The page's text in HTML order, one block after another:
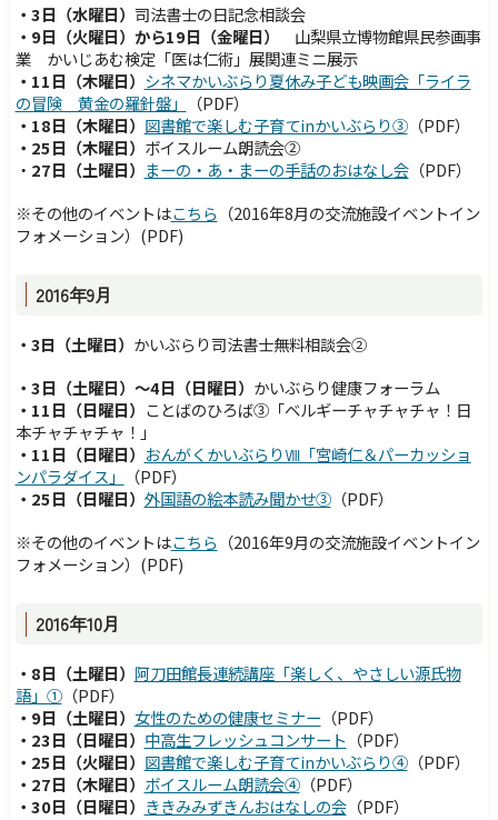
・3日（水曜日） 司法書士の日記念相談会
・9日（火曜日）から19日（金曜日） 山梨県立博物館県民参画事
業 かいじあむ検定「医は仁術」展関連ミニ展示
・11日（木曜日） シネマかいぶらり夏休み子ども映画会「ライラ
の冒険 黄金の羅針盤」
（PDF）
・18日（木曜日） 図書館で楽しむ子育てinかいぶらり③（PDF）
・25日（木曜日） ボイスルーム朗読会②
・ 27日（土曜日） まーの・あ・まーの手話のおはなし会（PDF）
※その他のイベントはこちら （2016年8月の交流施設イベントイン
フォメーション） (PDF)
2016年9月
・3日（土曜日） かいぶらり司法書士無料相談会②
・3日（土曜日）～4日（日曜日） かいぶらり健康フォーラム
・11日（日曜日） ことばのひろば③「ベルギーチャチャチャ！日
本チャチャチャ！」
・11日（日曜日） おんがくかいぶらりⅧ「宮崎仁＆パーカッショ
ンパラダイス」
（PDF）
・25日（日曜日） 外国語の絵本読み聞かせ③（PDF）
※その他のイベントはこちら （2016年9月の交流施設イベントイン
フォメーション） (PDF)
2016年10月
・8日（土曜日） 阿刀田館長連続講座「楽しく、やさしい源氏物
語」①（PDF）
・9日（土曜日） 女性のための健康セミナー （PDF）
・23日（日曜日） 中高生フレッシュコンサート （PDF）
・25日（火曜日） 図書館で楽しむ子育てinかいぶらり④（PDF）
・27日（木曜日） ボイスルーム朗読会④（PDF）
・30日（日曜日） ききみみずきんおはなしの会（PDF）